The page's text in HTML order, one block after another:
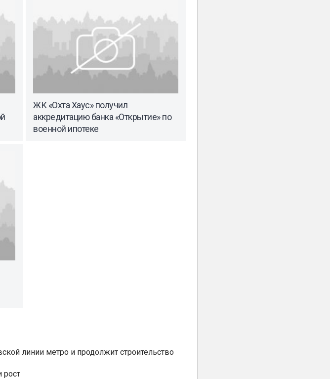
ЖК «Охта Хаус» получил
аккредитацию банка «Открытие» по
военной ипотеке
линии метро и продолжит строительство
рост